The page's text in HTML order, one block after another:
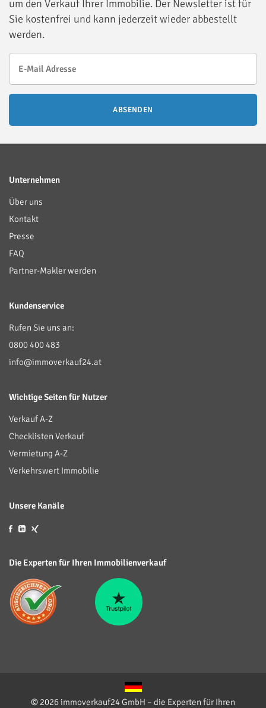
um den Verkauf Ihrer Immobilie. Der Newsletter ist für
Sie kostenfrei und kann jederzeit wieder abbestellt
werden.
ABSENDEN
Unternehmen
Über uns
Kontakt
Presse
FAQ
Partner-Makler werden
Kundenservice
Rufen Sie uns an:
0800 400 483
info@immoverkauf24.at
Wichtige Seiten für Nutzer
Verkauf A-Z
Checklisten Verkauf
Vermietung A-Z
Verkehrswert Immobilie
Unsere Kanäle
Die Experten für Ihren Immobilienverkauf
© 2026 immoverkauf24 GmbH – die Experten für Ihren